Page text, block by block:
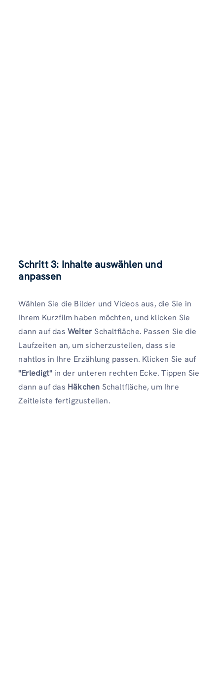
Schritt 3: Inhalte auswählen und
anpassen
Wählen Sie die Bilder und Videos aus, die Sie in
Ihrem Kurzfilm haben möchten, und klicken Sie
dann auf das WeiterSchaltfläche. Passen Sie die
Laufzeiten an, um sicherzustellen, dass sie
nahtlos in Ihre Erzählung passen. Klicken Sie auf
"Erledigt"in der unteren rechten Ecke. Tippen Sie
dann auf das Häkchen Schaltfläche, um Ihre
Zeitleiste fertigzustellen.